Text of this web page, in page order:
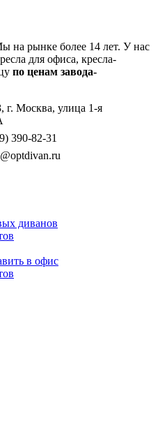
рынке более 14 лет. У нас
для офиса, кресла-
по ценам завода-
г. Москва, улица 1-я
390-82-31
диванов
в офис